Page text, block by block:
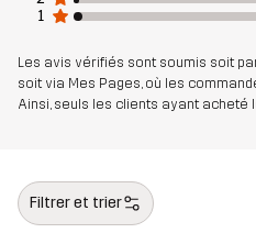
1
Les avis vérifiés sont soumis soit
soit via Mes Pages, où les
Ainsi, seuls les clients ayant acheté
Filtrer et trier